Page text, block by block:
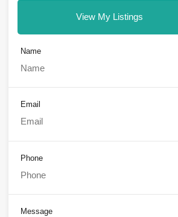
View My Listings
Name
Email
Phone
Message